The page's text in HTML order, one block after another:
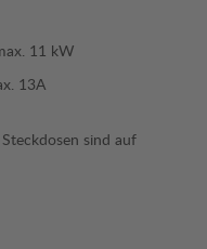
11 kW
13A
sind auf